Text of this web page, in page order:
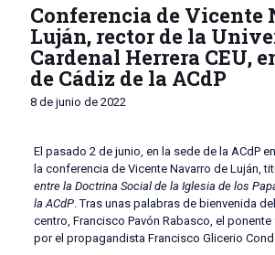
Conferencia de Vicente
Luján, rector de la
Cardenal Herrera CEU,
de Cádiz de la ACdP
8 de junio de 2022
El pasado 2 de junio, en la sede de la ACdP
la conferencia de Vicente Navarro de Luján,
entre la Doctrina Social de la Iglesia de los
la ACdP. Tras unas palabras de bienvenida
centro, Francisco Pavón Rabasco, el
por el propagandista Francisco Glicerio